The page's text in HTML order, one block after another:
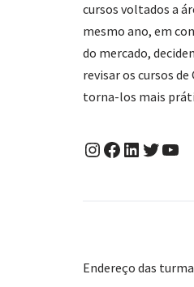
cursos voltados a
mesmo ano, em
do mercado,
revisar os cursos
torna-los mais
Endereço das